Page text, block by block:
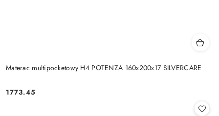
Materac multipocketowy H4 POTENZA 160x200x17 SILVERCARE
Cena:
1773.45